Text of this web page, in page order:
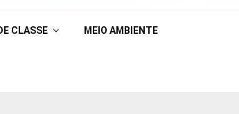
CLASSE MEIO AMBIENTE